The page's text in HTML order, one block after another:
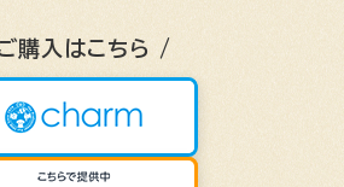
購入はこちら /